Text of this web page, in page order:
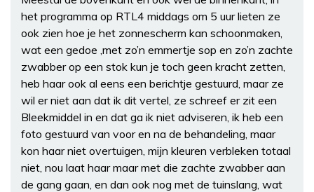
het programma op RTL4 middags om 5 uur lieten ze
ook zien hoe je het zonnescherm kan schoonmaken,
wat een gedoe ,met zo’n emmertje sop en zo’n zachte
zwabber op een stok kun je toch geen kracht zetten,
heb haar ook al eens een berichtje gestuurd, maar ze
wil er niet aan dat ik dit vertel, ze schreef er zit een
Bleekmiddel in en dat ga ik niet adviseren, ik heb een
foto gestuurd van voor en na de behandeling, maar
kon haar niet overtuigen, mijn kleuren verbleken totaal
niet, nou laat haar maar met die zachte zwabber aan
de gang gaan, en dan ook nog met de tuinslang, wat